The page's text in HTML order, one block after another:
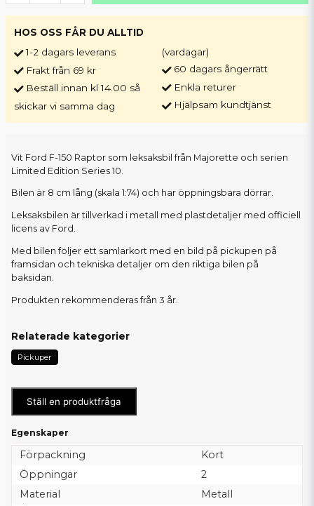
HOS OSS FÅR DU ALLTID
1-2 dagars leverans
Frakt från 69 kr
Beställ innan kl 14.00 så
skickar vi samma dag
(vardagar)
60 dagars ångerrätt
Enkla returer
Hjälpsam kundtjänst
Vit Ford F-150 Raptor som leksaksbil från Majorette och serien
Limited Edition Series 10.
Bilen är 8 cm lång (skala 1:74) och har öppningsbara dörrar.
Leksaksbilen är tillverkad i metall med plastdetaljer med officiell
licens av Ford.
Med bilen följer ett samlarkort med en bild på pickupen på
framsidan och tekniska detaljer om den riktiga bilen på
baksidan.
Produkten rekommenderas från 3 år.
Relaterade kategorier
Pickuper
Ställ en produktfråga
Egenskaper
Förpackning
Kort
Öppningar
2
Material
Metall